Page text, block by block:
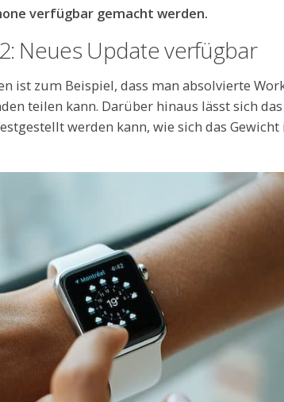
verfügbar gemacht werden.
Neues Update verfügbar
ist zum Beispiel, dass man absolvierte
teilen kann. Darüber hinaus lässt sich
werden kann, wie sich das